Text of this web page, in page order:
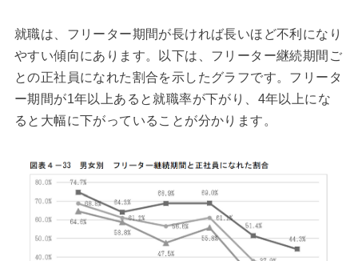
就職は、フリーター期間が長ければ長いほど不利になり
やすい傾向にあります。以下は、フリーター継続期間ご
との正社員になれた割合を示したグラフです。フリータ
ー期間が1年以上あると就職率が下がり、4年以上にな
ると大幅に下がっていることが分かります。